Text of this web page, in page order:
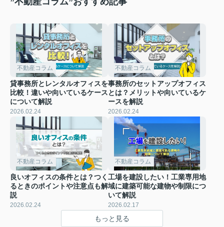
不動産コラム
貸事務所とレンタルオフィスを
比較！違いや向いているケース
について解説
2026.02.24
不動産コラム
事務所のセットアップオフィス
とは？メリットや向いているケ
ースを解説
2026.02.24
不動産コラム
良いオフィスの条件とは？つく
るときのポイントや注意点も解
説
2026.02.24
不動産コラム
工場を建設したい！工業専用地
域に建築可能な建物や制限につ
いて解説
2026.02.17
もっと見る